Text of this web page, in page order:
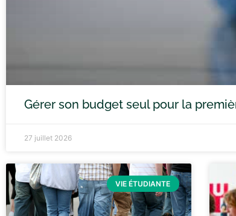
Gérer son budget seul pour la
27 juillet 2026
VIE ÉTUDIANTE